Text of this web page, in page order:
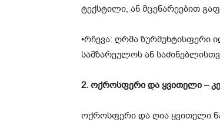
ტექსტილი, ან მცენარეებით
•რჩევა: ღრმა ზურმუხტისფერი
სამზარეულოს ან
2. ოქროსფერი და ყვითელი –
ოქროსფერი და ღია ყვითელი